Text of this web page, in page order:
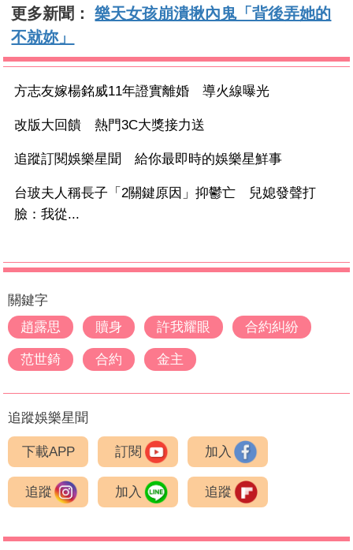
更多新聞：樂天女孩崩潰揪內鬼「背後弄她的
不就妳」
方志友嫁楊銘威11年證實離婚 導火線曝光
改版大回饋 熱門3C大獎接力送
追蹤訂閱娛樂星聞 給你最即時的娛樂星鮮事
台玻夫人稱長子「2關鍵原因」抑鬱亡 兒媳發聲打
臉：我從...
關鍵字
趙露思
贖身 許我耀眼 合約糾紛
范世錡 合約 金主
追蹤娛樂星聞
下載APP 訂閱 加入
追蹤 加入 追蹤